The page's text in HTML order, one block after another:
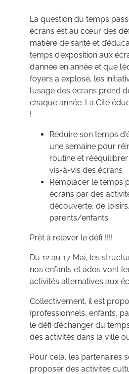
La question du temps
écrans est au cœur des
matière de santé et
temps d’exposition aux
d’année en année et que
foyers a explosé, les
l’usage des écrans prend
chaque année. La Cité
!
Réduire son temps
une semaine pour
routine et
vis-à-vis des écrans
Remplacer le temps
écrans par des
découverte, de
parents/enfants.
Prêt à relever le défi !!!!
Du 12 au 17 Mai, les
nos enfants et ados vont
activités alternatives aux
Collectivement, il est
(professionnels, enfants,
le défi d’échanger du
des activités dans la ville
Pour cela, les partenaires
proposer des activités